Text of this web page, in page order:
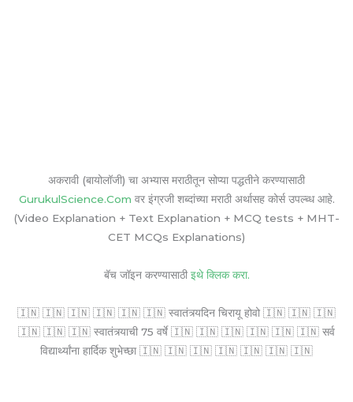
अकरावी (बायोलॉजी) चा अभ्यास मराठीतून सोप्या पद्धतीने करण्यासाठी
GurukulScience.Com वर इंग्रजी शब्दांच्या मराठी अर्थासह कोर्स उपल्ब्ध आहे.
(Video Explanation + Text Explanation + MCQ tests + MHT-
CET MCQs Explanations)
बॅच जॉइन करण्यासाठी इथे क्लिक करा.
🇮🇳 🇮🇳 🇮🇳 🇮🇳 🇮🇳 🇮🇳 स्वातंत्र्यदिन चिरायू होवो 🇮🇳 🇮🇳 🇮🇳
🇮🇳 🇮🇳 🇮🇳 स्वातंत्र्याची 75 वर्षे 🇮🇳 🇮🇳 🇮🇳 🇮🇳 🇮🇳 🇮🇳 सर्व
विद्यार्थ्यांना हार्दिक शुभेच्छा 🇮🇳 🇮🇳 🇮🇳 🇮🇳 🇮🇳 🇮🇳 🇮🇳